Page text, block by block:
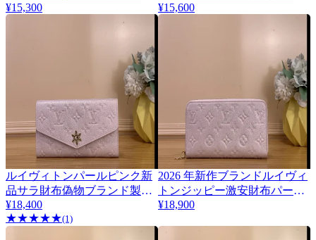
ーム 467815
¥15,300
ールピンク M26522
¥15,600
ルイヴィトンパールピンク新
品サラ財布偽物ブランド製品
m26521
¥18,400
★★★★★(1)
2026 年新作ブランドルイヴィ
トンジッピー激安財布パール
ピンク m27122
¥18,900